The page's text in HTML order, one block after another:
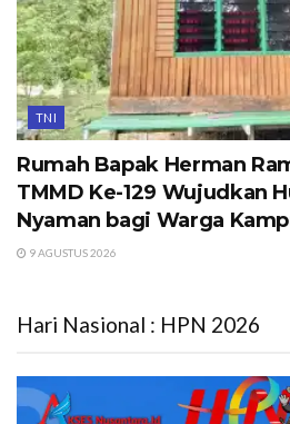
TNI
Rumah Bapak Herman
TMMD Ke-129 Wujudkan
Nyaman bagi Warga
9 AGUSTUS 2026
Hari Nasional : HPN 2026